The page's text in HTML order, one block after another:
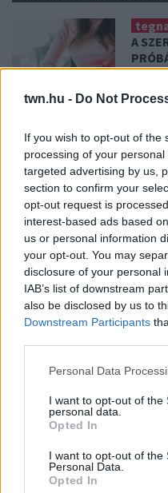
twn.hu - Do Not
If you wish to opt-out of the
processing of your
targeted advertising by us,
section to confirm your
opt-out request is
interest-based ads based
us or personal information
your opt-out. You may
disclosure of your personal
IAB’s list of downstream
also be disclosed by us to
Downstream Participants
Please note that this
not limited to your visit or
grant or deny consent to
use your data for below
consent section.
Personal Data
I want to opt-out of the
personal data.
Opted In
I want to opt-out of the
Personal Data.
Opted In
A
AZ
08. 05.
A
08.
A
08. 03.
HA MINDIG EZT A
Te szoktad?
08. 02.
SOKAN ROSSZUL